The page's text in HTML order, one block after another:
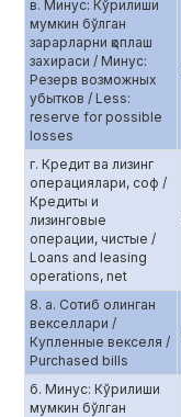
в. Минус: Кўрилиши
мумкин бўлган
зарарларни қоплаш
захираси / Минус:
Резерв возможных
убытков / Less:
reserve for possible
losses
г. Кредит ва лизинг
операциялари, соф /
Кредиты и
лизинговые
операции, чистые /
Loans and leasing
operations, net
8. а. Сотиб олинган
векселлари /
Купленные векселя /
Purchased bills
б. Минус: Кўрилиши
мумкин бўлган